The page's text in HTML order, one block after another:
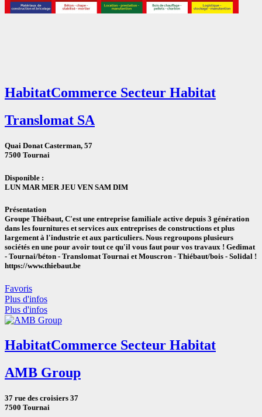
HabitatCommerce Secteur Habitat
Translomat SA
Quai Donat Casterman, 57
7500 Tournai
Disponible :
LUN MAR MER JEU VEN SAM DIM
Présentation
Groupe Thiébaut, C'est une entreprise familiale active depuis 3 génération
dans les fournitures et services aux entreprises de constructions et plus
largement à l'industrie et aux particuliers. Nous regroupons plusieurs
sociétés en une pour avoir tout ce qu'il vous faut pour vos travaux ! Gedimat
- Tournai/béton - Translomat Tournai et Mouscron - Thiébaut/bois - Solidal !
https://www.thiebaut.be
Favoris
Plus d'infos
Plus d'infos
HabitatCommerce Secteur Habitat
AMB Group
37 rue des croisiers 37
7500 Tournai